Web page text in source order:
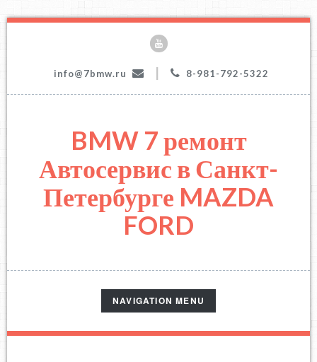
info@7bmw.ru 8-981-792-5322
BMW 7 ремонт
Автосервис в Санкт-
Петербурге MAZDA
FORD
TOGGLE
NAVIGATION
NAVIGATION MENU